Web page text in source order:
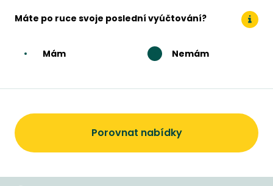
Máte po ruce svoje poslední vyúčtování?
Mám Nemám
Porovnat nabídky